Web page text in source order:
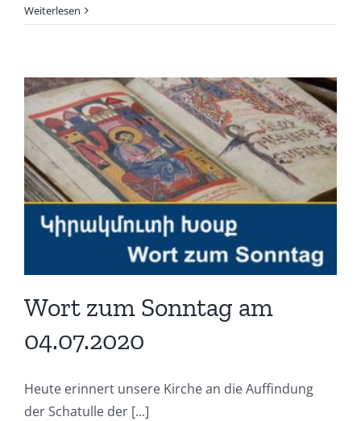
Weiterlesen
Wort zum Sonntag am
04.07.2020
Heute erinnert unsere Kirche an die Auffindung
der Schatulle der [...]